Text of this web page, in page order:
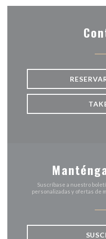
Suscríbase a nuestro
personalizadas y ofertas de